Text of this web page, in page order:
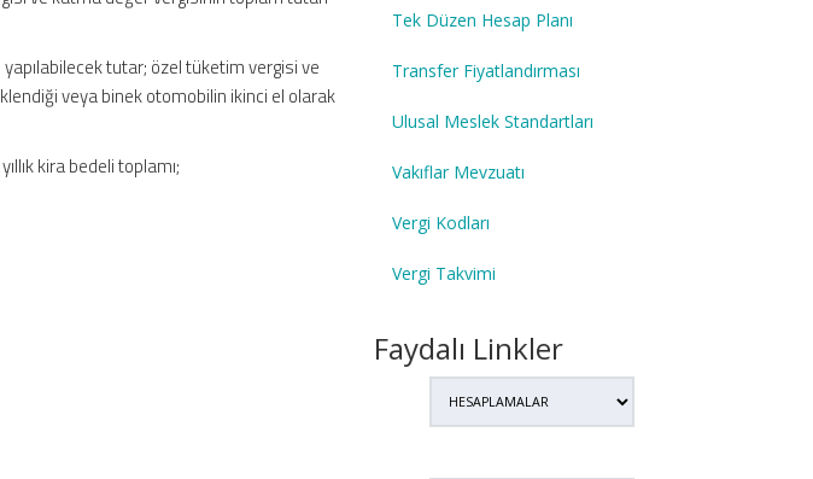
tutar; özel tüketim vergisi ve
veya binek otomobilin ikinci el olarak
kira bedeli toplamı;
Tek Düzen Hesap Planı
Transfer Fiyatlandırması
Ulusal Meslek Standartları
Vakıflar Mevzuatı
Vergi Kodları
Vergi Takvimi
Faydalı Linkler